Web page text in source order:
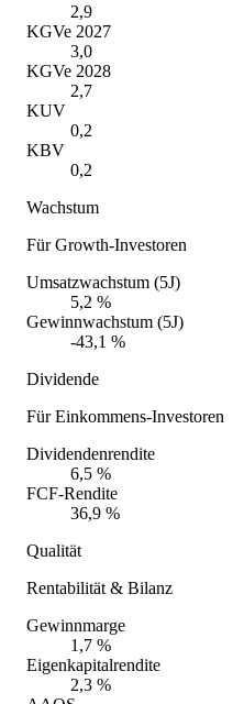
2,9
KGVe 2027
3,0
KGVe 2028
2,7
KUV
0,2
KBV
0,2
Wachstum
Für Growth-Investoren
Umsatzwachstum (5J)
5,2 %
Gewinnwachstum (5J)
-43,1 %
Dividende
Für Einkommens-Investoren
Dividendenrendite
6,5 %
FCF-Rendite
36,9 %
Qualität
Rentabilität & Bilanz
Gewinnmarge
1,7 %
Eigenkapitalrendite
2,3 %